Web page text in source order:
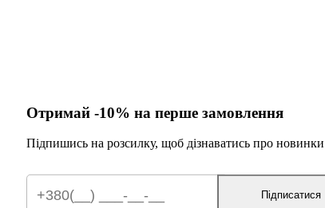
Отримай -10% на перше замовлення
Підпишись на розсилку, щоб дізнаватись про новинки
Підписатися